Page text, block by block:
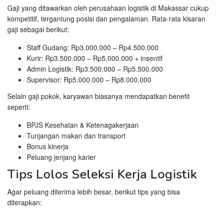
Gaji yang ditawarkan oleh perusahaan logistik di Makassar cukup
kompetitif, tergantung posisi dan pengalaman. Rata-rata kisaran
gaji sebagai berikut:
Staff Gudang: Rp3.000.000 – Rp4.500.000
Kurir: Rp3.500.000 – Rp5.000.000 + insentif
Admin Logistik: Rp3.500.000 – Rp5.500.000
Supervisor: Rp5.000.000 – Rp8.000.000
Selain gaji pokok, karyawan biasanya mendapatkan benefit
seperti:
BPJS Kesehatan & Ketenagakerjaan
Tunjangan makan dan transport
Bonus kinerja
Peluang jenjang karier
Tips Lolos Seleksi Kerja Logistik
Agar peluang diterima lebih besar, berikut tips yang bisa
diterapkan: